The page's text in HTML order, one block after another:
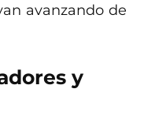
avanzando de
y